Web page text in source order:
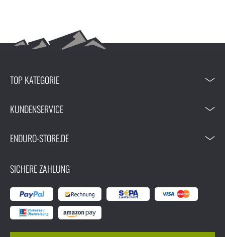
TOP KATEGORIE
KUNDENSERVICE
ENDURO-STORE.DE
SICHERE ZAHLUNG